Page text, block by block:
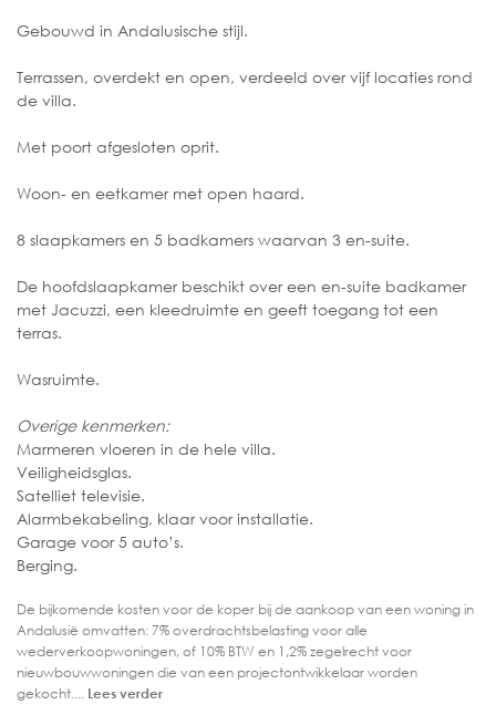
Gebouwd in Andalusische stijl.
Terrassen, overdekt en open, verdeeld over vijf locaties rond
de villa.
Met poort afgesloten oprit.
Woon- en eetkamer met open haard.
8 slaapkamers en 5 badkamers waarvan 3 en-suite.
De hoofdslaapkamer beschikt over een en-suite badkamer
met Jacuzzi, een kleedruimte en geeft toegang tot een
terras.
Wasruimte.
Overige kenmerken:
Marmeren vloeren in de hele villa.
Veiligheidsglas.
Satelliet televisie.
Alarmbekabeling, klaar voor installatie.
Garage voor 5 auto’s.
Berging.
De bijkomende kosten voor de koper bij de aankoop van een woning in
Andalusië omvatten: 7% overdrachtsbelasting voor alle
wederverkoopwoningen, of 10% BTW en 1,2% zegelrecht voor
nieuwbouwwoningen die van een projectontwikkelaar worden
gekocht.... Lees verder